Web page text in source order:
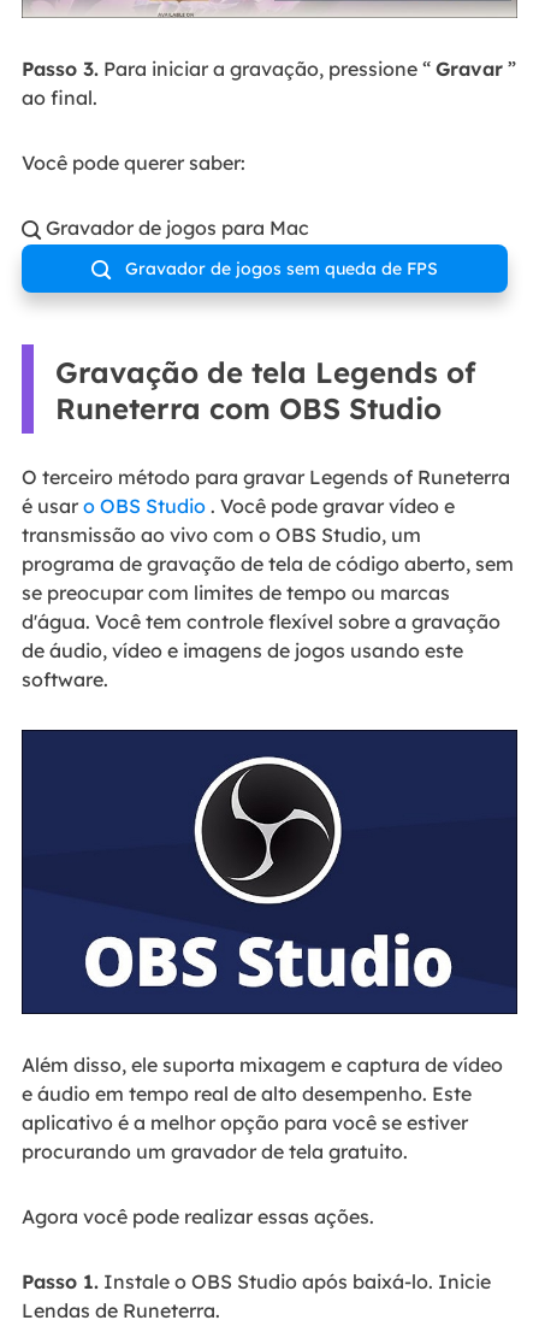
Passo 3.Para iniciar a gravação, pressione “ Gravar”
ao final.
Você pode querer saber:
 Gravador de jogos para Mac
 Gravador de jogos sem queda de FPS
Gravação de tela Legends of
Runeterra com OBS Studio
O terceiro método para gravar Legends of Runeterra
é usar o OBS Studio. Você pode gravar vídeo e
transmissão ao vivo com o OBS Studio, um
programa de gravação de tela de código aberto, sem
se preocupar com limites de tempo ou marcas
d'água. Você tem controle flexível sobre a gravação
de áudio, vídeo e imagens de jogos usando este
software.
Além disso, ele suporta mixagem e captura de vídeo
e áudio em tempo real de alto desempenho. Este
aplicativo é a melhor opção para você se estiver
procurando um gravador de tela gratuito.
Agora você pode realizar essas ações.
Passo 1.Instale o OBS Studio após baixá-lo. Inicie
Lendas de Runeterra.